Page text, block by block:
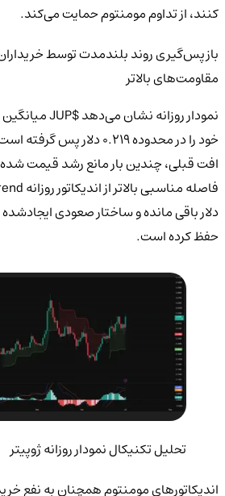
کنند، از تداوم مومنتوم حمایت می‌کند.
بازپس‌گیری روند بلندمدت توسط
مقاومت‌های بالاتر
خود را در محدوده 0.219 دلار
افت قبلی، چندین بار مانع رشد قیمت
دلار باقی مانده و ساختار صعودی ایجادشده
حفظ کرده است.
تحلیل تکنیکال نمودار روزانه ژوپیتر